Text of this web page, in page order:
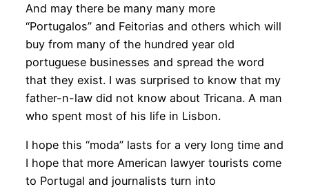
And may there be many many more
“Portugalos” and Feitorias and others which will
buy from many of the hundred year old
portuguese businesses and spread the word
that they exist. I was surprised to know that my
father-n-law did not know about Tricana. A man
who spent most of his life in Lisbon.
I hope this “moda” lasts for a very long time and
I hope that more American lawyer tourists come
to Portugal and journalists turn into